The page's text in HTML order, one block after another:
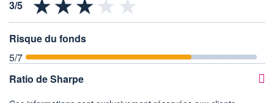
Risque du fonds
5/7
Ratio de Sharpe